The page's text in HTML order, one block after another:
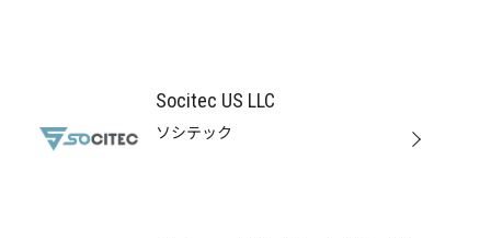
Socitec US LLC
ソシテック